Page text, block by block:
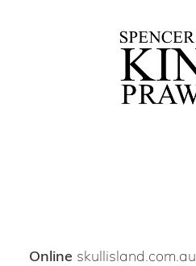
Online skullisland.com.au